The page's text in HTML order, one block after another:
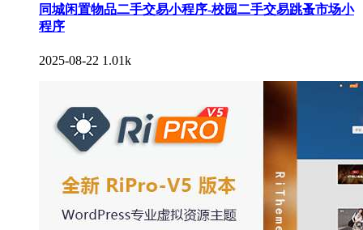
同城闲置物品二手交易小程序-校园二手交易跳蚤市场小
程序
2025-08-22 1.01k